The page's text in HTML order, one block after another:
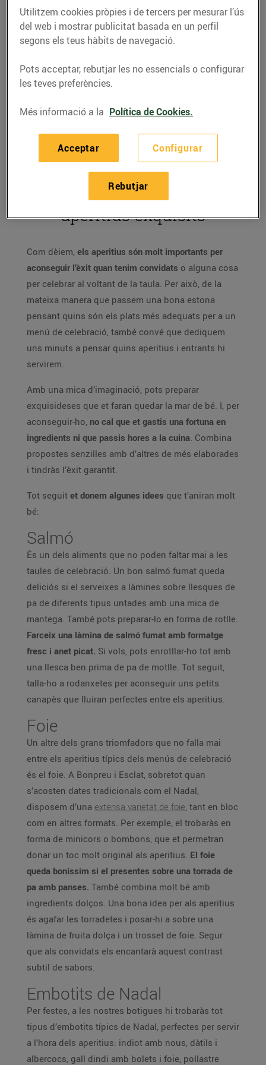
Petits però indispensables. Sens dubte,els
aperitius i els entrants tenen un paper protagonista
preparar el paladar abans de donar pas a un àpat
ben especial. Als establiments Bonpreu i Esclat i al
supermercat online hi trobaràs tot el que necessites
Idees per preparar
aperitius exquisits
Com dèiem, els aperitius són molt importants per
aconseguir l’èxit quan tenim convidats o alguna cosa
per celebrar al voltant de la taula. Per això, de la
mateixa manera que passem una bona estona
pensant quins són els plats més adequats per a un
menú de celebració, també convé que dediquem
uns minuts a pensar quins aperitius i entrants hi
servirem.
Amb una mica d’imaginació, pots preparar
exquisideses que et faran quedar la mar de bé. I, per
aconseguir-ho, no cal que et gastis una fortuna en
ingredients ni que passis hores a la cuina. Combina
propostes senzilles amb d’altres de més elaborades
i tindràs l’èxit garantit.
Tot seguit et donem algunes idees que t’aniran molt
bé:
Salmó
És un dels aliments que no poden faltar mai a les
taules de celebració. Un bon salmó fumat queda
deliciós si el serveixes a làmines sobre llesques de
pa de diferents tipus untades amb una mica de
mantega. També pots preparar-lo en forma de rotlle.
Farceix una làmina de salmó fumat amb formatge
fresc i anet picat. Si vols, pots enrotllar-ho tot amb
una llesca ben prima de pa de motlle. Tot seguit,
talla-ho a rodanxetes per aconseguir uns petits
canapès que lluiran perfectes entre els aperitius.
Foie
Un altre dels grans triomfadors que no falla mai
entre els aperitius típics dels menús de celebració
és el foie. A Bonpreu i Esclat, sobretot quan
s’acosten dates tradicionals com el Nadal,
disposem d’una extensa varietat de foie, tant en bloc
com en altres formats. Per exemple, el trobaràs en
forma de minicors o bombons, que et permetran
donar un toc molt original als aperitius. El foie
queda boníssim si el presentes sobre una torrada de
pa amb panses. També combina molt bé amb
ingredients dolços. Una bona idea per als aperitius
és agafar les torradetes i posar-hi a sobre una
làmina de fruita dolça i un trosset de foie. Segur
que als convidats els encantarà aquest contrast
subtil de sabors.
Embotits de Nadal
Per festes, a les nostres botigues hi trobaràs tot
tipus d’embotits típics de Nadal, perfectes per servir
a l’hora dels aperitius: indiot amb nous, dàtils i
albercocs, gall dindi amb bolets i foie, pollastre
Utilitzem cookies pròpies i de tercers per mesurar l’ús
del web i mostrar publicitat basada en un perfil
segons els teus hàbits de navegació.
Pots acceptar, rebutjar les no essencials o configurar
les teves preferències.
Més informació a la Política de Cookies.
Configurar
Rebutjar
Acceptar